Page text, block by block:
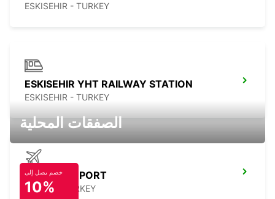
ESKISEHIR - TURKEY
ESKISEHIR YHT RAILWAY STATION
ESKISEHIR - TURKEY
KONYA AIRPORT
KONYA - TURKEY
الصفقات المحلية
خصم يصل إلى
10%